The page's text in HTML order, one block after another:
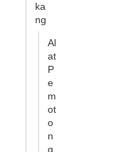
ka
ng
Al
at
P
e
m
ot
o
n
g